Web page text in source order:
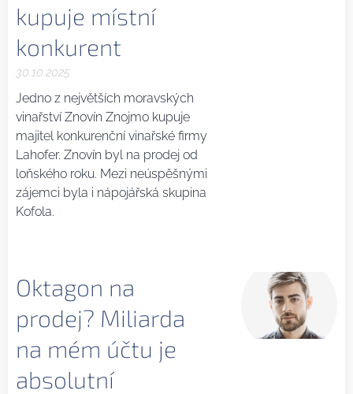
kupuje místní
konkurent
30.10.2025
Jedno z největších moravských
vinařství Znovín Znojmo kupuje
majitel konkurenční vinařské firmy
Lahofer. Znovín byl na prodej od
loňského roku. Mezi neúspěšnými
zájemci byla i nápojářská skupina
Kofola.
Oktagon na
prodej? Miliarda
na mém účtu je
absolutní